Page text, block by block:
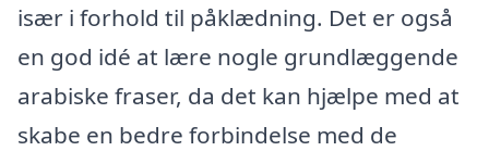
især i forhold til påklædning. Det er også
en god idé at lære nogle grundlæggende
arabiske fraser, da det kan hjælpe med at
skabe en bedre forbindelse med de